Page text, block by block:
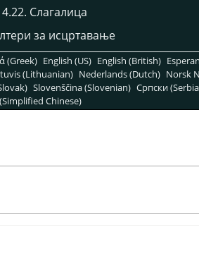
Слагалица
за исцртавање
(Greek) English (US) English (British)
(Lithuanian) Nederlands (Dutch) Norsk
Slovenščina (Slovenian) Српски
(Simplified Chinese)